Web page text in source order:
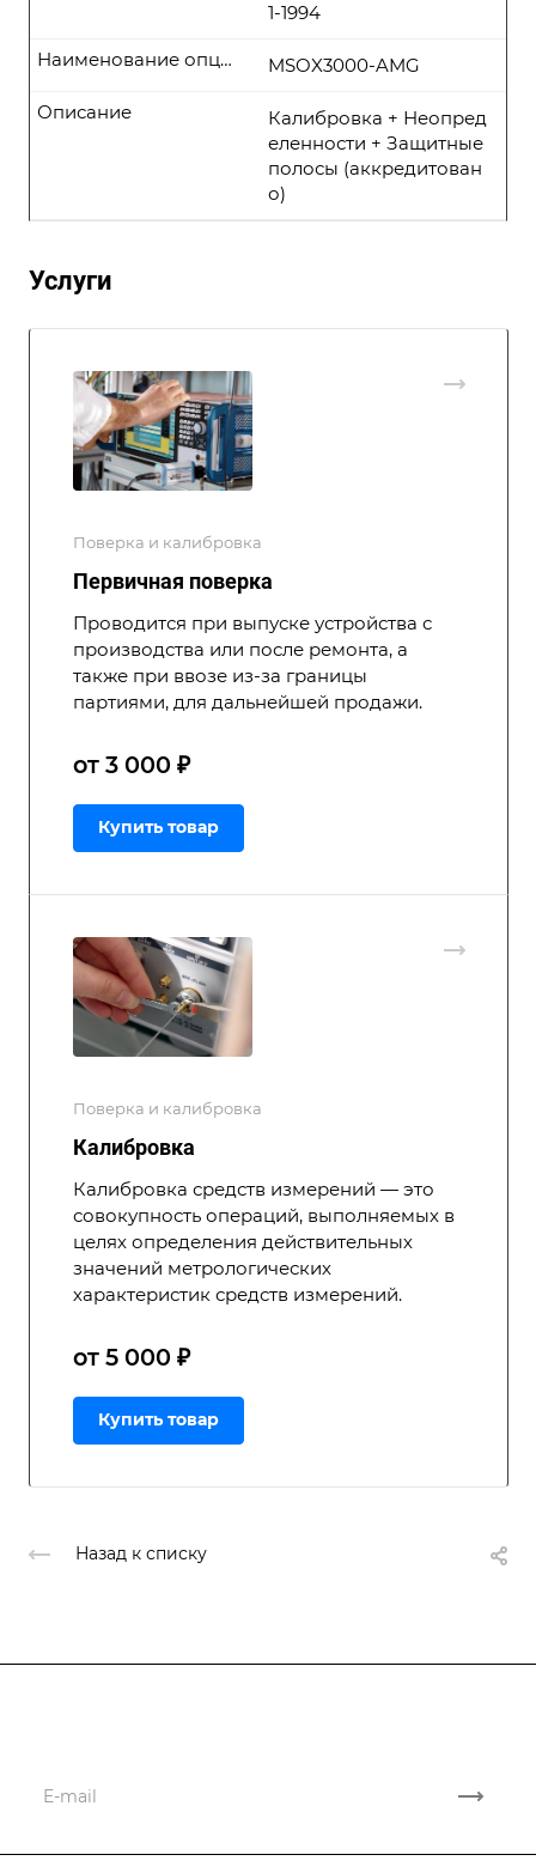
1-1994
MSOX3000-AMG
Наименование опции
Калибровка + Неопред
еленности + Защитные
полосы (аккредитован
о)
Описание
Услуги
Поверка и калибровка
Первичная поверка
Проводится при выпуске устройства с
производства или после ремонта, а
также при ввозе из-за границы
партиями, для дальнейшей продажи.
от 3 000 ₽
Купить товар
Поверка и калибровка
Калибровка
Калибровка средств измерений — это
совокупность операций, выполняемых в
целях определения действительных
значений метрологических
характеристик средств измерений.
от 5 000 ₽
Купить товар
Назад к списку